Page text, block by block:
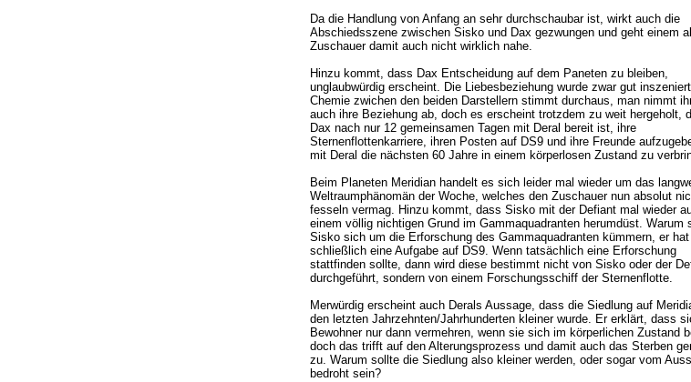
Da die Handlung von Anfang an sehr durchschaubar ist, wirkt auch die
Abschiedsszene zwischen Sisko und Dax gezwungen und geht einem
Zuschauer damit auch nicht wirklich nahe.
Hinzu kommt, dass Dax Entscheidung auf dem Paneten zu bleiben,
unglaubwürdig erscheint. Die Liebesbeziehung wurde zwar gut
Chemie zwichen den beiden Darstellern stimmt durchaus, man nimmt
auch ihre Beziehung ab, doch es erscheint trotzdem zu weit hergeholt,
Dax nach nur 12 gemeinsamen Tagen mit Deral bereit ist, ihre
Sternenflottenkarriere, ihren Posten auf DS9 und ihre Freunde
mit Deral die nächsten 60 Jahre in einem körperlosen Zustand zu
Beim Planeten Meridian handelt es sich leider mal wieder um das
Weltraumphänomän der Woche, welches den Zuschauer nun absolut
fesseln vermag. Hinzu kommt, dass Sisko mit der Defiant mal wieder
einem völlig nichtigen Grund im Gammaquadranten herumdüst. Warum
Sisko sich um die Erforschung des Gammaquadranten kümmern, er hat
schließlich eine Aufgabe auf DS9. Wenn tatsächlich eine Erforschung
stattfinden sollte, dann wird diese bestimmt nicht von Sisko oder der
durchgeführt, sondern von einem Forschungsschiff der Sternenflotte.
Merwürdig erscheint auch Derals Aussage, dass die Siedlung auf
den letzten Jahrzehnten/Jahrhunderten kleiner wurde. Er erklärt, dass
Bewohner nur dann vermehren, wenn sie sich im körperlichen Zustand
doch das trifft auf den Alterungsprozess und damit auch das Sterben
zu. Warum sollte die Siedlung also kleiner werden, oder sogar vom
bedroht sein?